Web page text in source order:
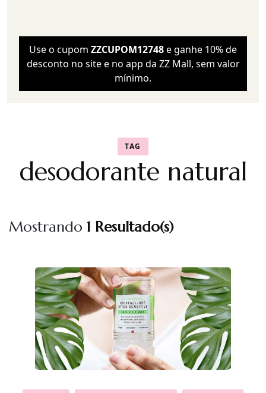
Use o cupom ZZCUPOM12748e ganhe 10% de
desconto no site e no app da ZZ Mall, sem valor
mínimo.
TAG
desodorante natural
Mostrando 1 Resultado(s)